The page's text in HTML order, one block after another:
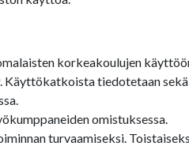
korkeakoulujen
Käyttökatkoista tiedotetaan
omistuksessa.
turvaamiseksi.